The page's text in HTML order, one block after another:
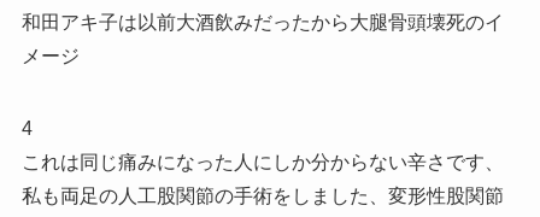
和田アキ子は以前大酒飲みだったから大腿骨頭壊死のイ
メージ
4
これは同じ痛みになった人にしか分からない辛さです、
私も両足の人工股関節の手術をしました、変形性股関節